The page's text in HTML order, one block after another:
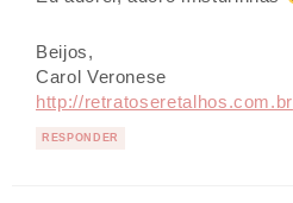
Beijos,
Carol Veronese
http://retratoseretalhos.com.br
RESPONDER